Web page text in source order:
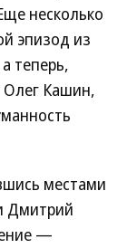
несколько
эпизод из
теперь,
Олег Кашин,
местами
Дмитрий
—